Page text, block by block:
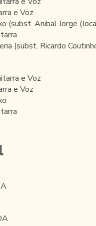
e Voz
(subst. Anibal Jorge
(subst. Ricardo
e Voz
e Voz